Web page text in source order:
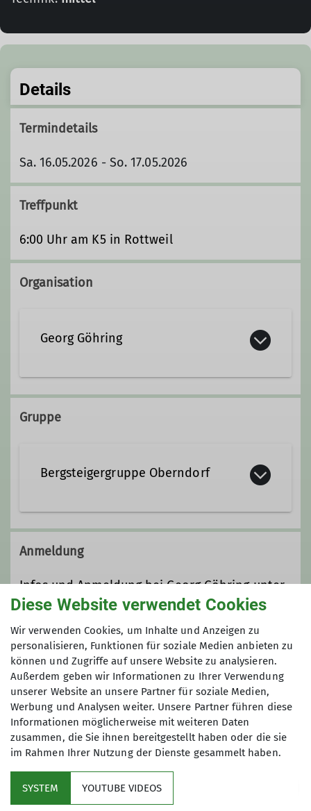
Details
Termindetails
Sa. 16.05.2026 - So. 17.05.2026
Treffpunkt
6:00 Uhr am K5 in Rottweil
Organisation
Georg Göhring
Ämter
Gruppe
Bergsteigergruppe Oberndorf
Bergsteigergruppe Oberndorf in der
Sektion Oberer Neckar
Details
Anmeldung
Infos und Anmeldung bei Georg Göhring unter
0151 54782698 oder georg@gg-bergtouren.de
Anmeldung bis
05.04.2026
Diese Website verwendet Cookies
Wir verwenden Cookies, um Inhalte und Anzeigen zu
personalisieren, Funktionen für soziale Medien anbieten zu
können und Zugriffe auf unsere Website zu analysieren.
Außerdem geben wir Informationen zu Ihrer Verwendung
unserer Website an unsere Partner für soziale Medien,
Werbung und Analysen weiter. Unsere Partner führen diese
Informationen möglicherweise mit weiteren Daten
zusammen, die Sie ihnen bereitgestellt haben oder die sie
im Rahmen Ihrer Nutzung der Dienste gesammelt haben.
SYSTEM YOUTUBE VIDEOS